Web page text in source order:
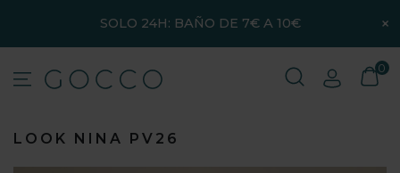
SOLO 24H: BAÑO DE 7€ A 10€ ×
0
LOOK NINA PV26